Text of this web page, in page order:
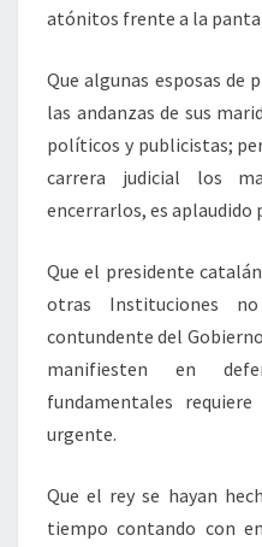
atónitos frente a la
Que algunas esposas de
las andanzas de sus
políticos y publicistas;
carrera judicial los
encerrarlos, es aplaudido
Que el presidente
otras Instituciones
contundente del
manifiesten en
fundamentales
urgente.
Que el rey se hayan
tiempo contando con